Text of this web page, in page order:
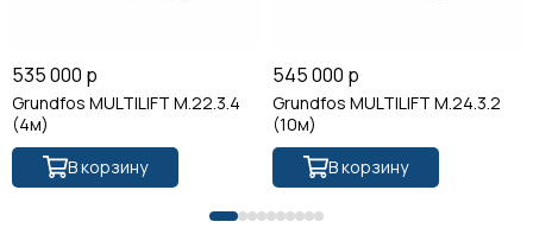
535 000 р
Grundfos MULTILIFT M.22.3.4
(4м)
В корзину
545 000 р
Grundfos MULTILIFT M.24.3.2
(10м)
В корзину